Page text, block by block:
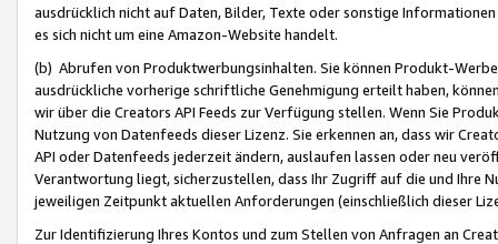
ausdrücklich nicht auf Daten, Bilder, Texte oder sonstige
es sich nicht um eine Amazon-Website handelt.
(b) Abrufen von Produktwerbungsinhalten. Sie können Produkt-
ausdrückliche vorherige schriftliche Genehmigung erteilt haben,
wir über die Creators API Feeds zur Verfügung stellen. Wenn Sie
Nutzung von Datenfeeds dieser Lizenz. Sie erkennen an, dass wir
API oder Datenfeeds jederzeit ändern, auslaufen lassen oder neu
Verantwortung liegt, sicherzustellen, dass Ihr Zugriff auf die und Ihre
jeweiligen Zeitpunkt aktuellen Anforderungen (einschließlich dieser
Zur Identifizierung Ihres Kontos und zum Stellen von Anfragen an